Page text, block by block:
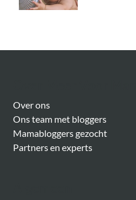
Over ons
Ons team met bloggers
Mamabloggers gezocht
Partners en experts